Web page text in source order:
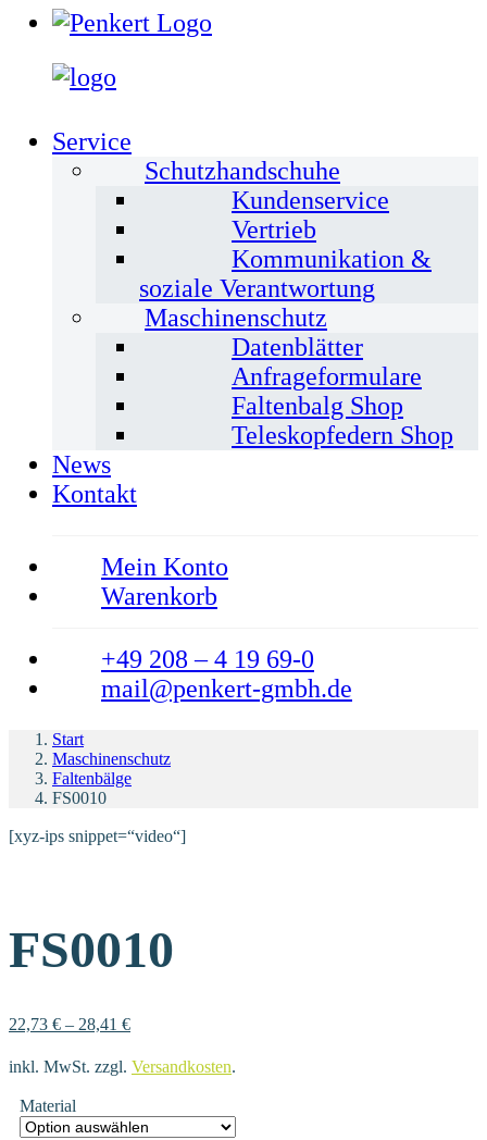
Service
Schutzhandschuhe
Kundenservice
Vertrieb
Kommunikation &
soziale Verantwortung
Maschinenschutz
Datenblätter
Anfrageformulare
Faltenbalg Shop
Teleskopfedern Shop
News
Kontakt
Mein Konto
Warenkorb
+49 208 – 4 19 69-0
mail@penkert-gmbh.de
Start
Maschinenschutz
Faltenbälge
FS0010
[xyz-ips snippet=“video“]
FS0010
22,73 € – 28,41 €
inkl. MwSt. zzgl. Versandkosten.
Material